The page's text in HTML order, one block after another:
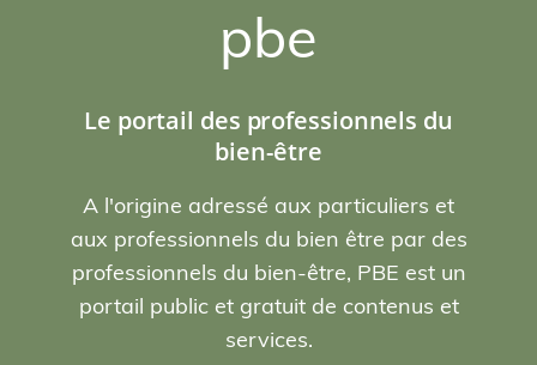
pbe
Le portail des professionnels du
bien-être
A l'origine adressé aux particuliers et
aux professionnels du bien être par des
professionnels du bien-être, PBE est un
portail public et gratuit de contenus et
services.